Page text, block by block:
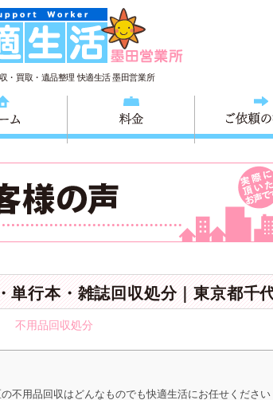
・買取・遺品整理 快適生活 墨田営業所
単行本・雑誌回収処分｜東京都千
不用品回収処分
不用品回収はどんなものでも快適生活にお任せください